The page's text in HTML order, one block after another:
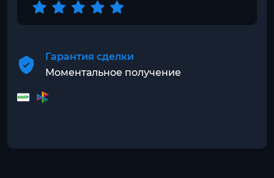
Гарантия сделки
Моментальное получение